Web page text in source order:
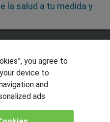
la salud a tu medida y
you agree to
device to
and
ads